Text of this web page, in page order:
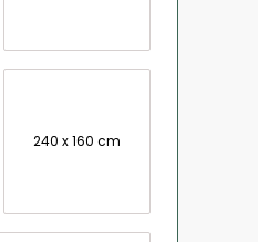
240 x 160 cm